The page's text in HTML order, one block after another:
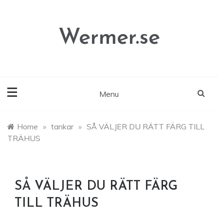
Wermer.se
Menu
Home » tankar » SÅ VÄLJER DU RÄTT FÄRG TILL
TRÄHUS
SÅ VÄLJER DU RÄTT FÄRG
TILL TRÄHUS